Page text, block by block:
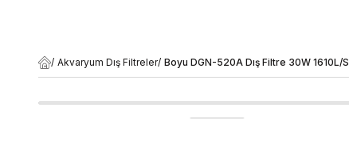
/ Akvaryum Dış Filtreler/ Boyu DGN-520A Dış Filtre 30W 1610L/S